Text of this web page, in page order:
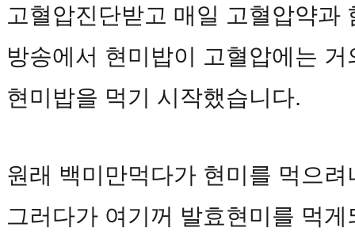
고혈압진단받고 매일 고혈압약과
방송에서 현미밥이 고혈압에는
현미밥을 먹기 시작했습니다.
원래 백미만먹다가 현미를 먹으
그러다가 여기꺼 발효현미를 먹게